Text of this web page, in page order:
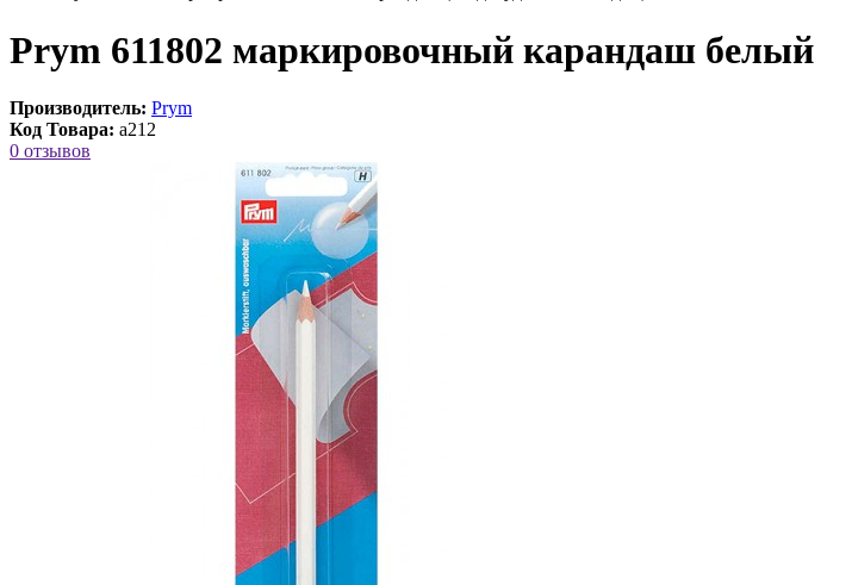
Prym 611802 маркировочный карандаш белый
Производитель: Prym
Код Товара: a212
0 отзывов